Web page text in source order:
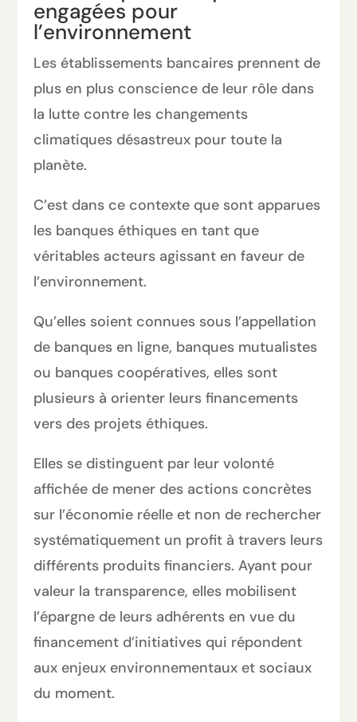
engagées pour
l’environnement
Les établissements bancaires prennent de
plus en plus conscience de leur rôle dans
la lutte contre les changements
climatiques désastreux pour toute la
planète.
C’est dans ce contexte que sont apparues
les banques éthiques en tant que
véritables acteurs agissant en faveur de
l’environnement.
Qu’elles soient connues sous l’appellation
de banques en ligne, banques mutualistes
ou banques coopératives, elles sont
plusieurs à orienter leurs financements
vers des projets éthiques.
Elles se distinguent par leur volonté
affichée de mener des actions concrètes
sur l’économie réelle et non de rechercher
systématiquement un profit à travers leurs
différents produits financiers. Ayant pour
valeur la transparence, elles mobilisent
l’épargne de leurs adhérents en vue du
financement d’initiatives qui répondent
aux enjeux environnementaux et sociaux
du moment.